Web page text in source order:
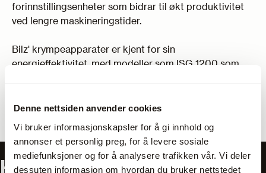
Denne nettsiden anvender cookies
Vi bruker informasjonskapsler for å gi innhold og
annonser et personlig preg, for å levere sosiale
mediefunksjoner og for å analysere trafikken vår. Vi deler
dessuten informasjon om hvordan du bruker nettstedet
forinnstillingsenheter som bidrar til økt produktivitet
ved lengre maskineringstider.
Bilz' krympeapparater er kjent for sin
energieffektivitet, med modeller som ISG 1200 som
for å sikre høy prosessstabilitet, bedre kvalitet og
lengre levetid, noe som gjør dem til et pålitelig valg for
metallindustrien.